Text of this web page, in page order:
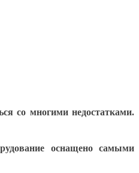
со многими недостатками.
оснащено самыми